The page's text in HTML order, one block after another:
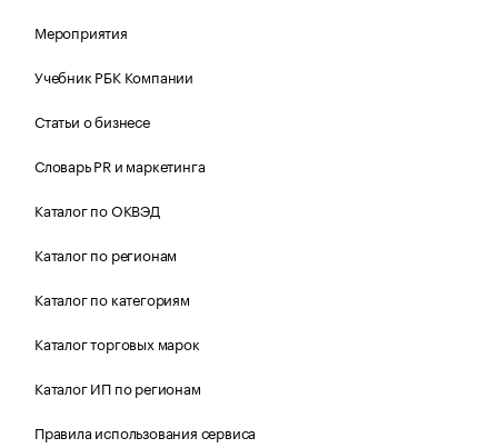
Мероприятия
Учебник РБК Компании
Статьи о бизнесе
Словарь PR и маркетинга
Каталог по ОКВЭД
Каталог по регионам
Каталог по категориям
Каталог торговых марок
Каталог ИП по регионам
Правила использования сервиса